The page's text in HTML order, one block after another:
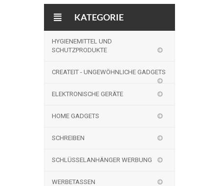
KATEGORIE
HYGIENEMITTEL UND
SCHUTZPRODUKTE
CREATEIT - UNGEWÖHNLICHE GADGETS
ELEKTRONISCHE GERÄTE
HOME GADGETS
SCHREIBEN
SCHLÜSSELANHÄNGER WERBUNG
WERBETASSEN